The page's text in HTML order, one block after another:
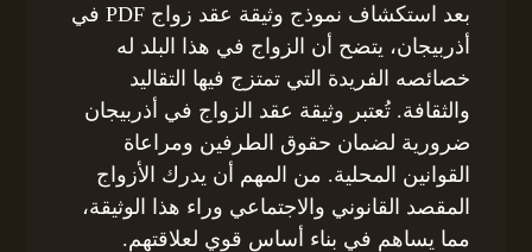
بعد استكشاف نموذج وثيقة عقد زواج PDF في
أذربيجان، يتضح أن الزواج في هذا البلد له
خصائصه الفريدة التي تمتزج فيها التقاليد
والثقافة. تُعتبر وثيقة عقد الزواج في أذربيجان
ضرورية لضمان حقوق الطرفين ومراعاة
القوانين المحلية. من المهم أن يدرك الأزواج
المقصد القانوني والاجتماعي وراء هذا الوثيقة،
مما يساهم في بناء أساس قوي لعلاقتهم.